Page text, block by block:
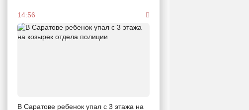
14:56
В Саратове ребенок упал с 3 этажа на